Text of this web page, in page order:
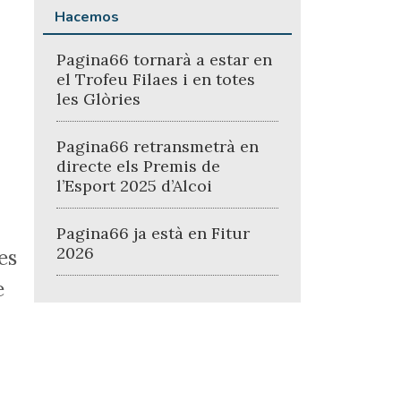
Hacemos
Pagina66 tornarà a estar en
el Trofeu Filaes i en totes
les Glòries
Pagina66 retransmetrà en
directe els Premis de
l’Esport 2025 d’Alcoi
Pagina66 ja està en Fitur
2026